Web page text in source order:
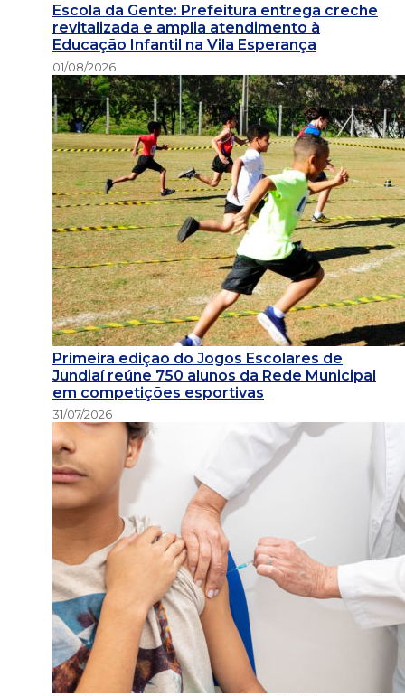
Escola da Gente: Prefeitura entrega creche
revitalizada e amplia atendimento à
Educação Infantil na Vila Esperança
01/08/2026
Primeira edição do Jogos Escolares de
Jundiaí reúne 750 alunos da Rede Municipal
em competições esportivas
31/07/2026